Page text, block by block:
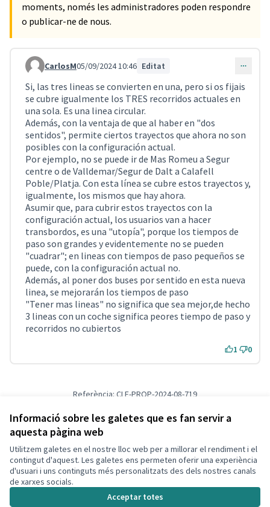
Informació sobre les galetes que es fan servir a
aquesta pàgina web
Utilitzem galetes en el nostre lloc web per a millorar el rendiment i el
contingut d'aquest. Les galetes ens permeten oferir una experiència
d'usuari i uns continguts més personalitzats des dels nostres canals
de xarxes socials.
Acceptar totes
moments, només les administradores poden respondre
o publicar-ne de nous.
Comentari 896
CarlosM05/09/2024 10:46 Editat
Si, las tres lineas se convierten en una, pero si os fijais
se cubre igualmente los TRES recorridos actuales en
una sola. Es una linea circular.
Además, con la ventaja de que al haber en "dos
sentidos", permite ciertos trayectos que ahora no son
posibles con la configuración actual.
Por ejemplo, no se puede ir de Mas Romeu a Segur
centre o de Valldemar/Segur de Dalt a Calafell
Poble/Platja. Con esta línea se cubre estos trayectos y,
igualmente, los mismos que hay ahora.
Asumir que, para cubrir estos trayectos con la
configuración actual, los usuarios van a hacer
transbordos, es una "utopía", porque los tiempos de
paso son grandes y evidentemente no se pueden
"cuadrar"; en lineas con tiempos de paso pequeños se
puede, con la configuración actual no.
Además, al poner dos buses por sentido en esta nueva
linea, se mejorarán los tiempos de paso
"Tener mas lineas" no significa que sea mejor,de hecho
3 lineas con un coche significa peores tiempo de paso y
recorridos no cubiertos
1 0
Referència: CLF-PROP-2024-08-719
Verifica l'empremta digital
Termes i condicions d'ús
Configuració de les galetes
Decidim Calafell a X
(Enllaç extern)
Decidim Calafell a Facebook
Decidim Calafell a YouTube
Decidim Calafell a GitHub
(Enllaç extern)